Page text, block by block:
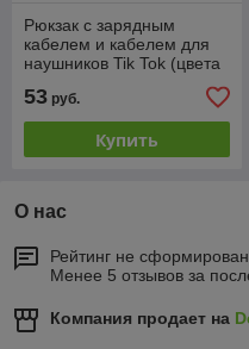
Рюкзак с зарядным
кабелем и кабелем для
наушников Tik Tok (цвета
53 руб.
Купить
О нас
Рейтинг не сформирован
Менее 5 отзывов за
Компания продает на